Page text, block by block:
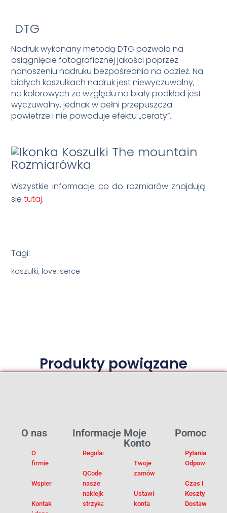
DTG
Nadruk wykonany metodą DTG pozwala na
osiągnięcie fotograficznej jakości poprzez
nanoszeniu nadruku bezpośrednio na odzież. Na
białych koszulkach nadruk jest niewyczuwalny,
na kolorowych ze względu na biały podkład jest
wyczuwalny, jednak w pełni przepuszcza
powietrze i nie powoduje efektu „ceraty”.
Rozmiarówka
Wszystkie informacje co do rozmiarów znajdują
siętutaj.
Tagi:
koszulki, love, serce
Produkty powiązane
Pomoc
Pytania I
Odpowiedzi
Czas I
Koszty
Dostawy
Moje
Konto
Twoje
zamówienia
Ustawienia
konta
Informacje
Regulamin
QCode –
nasze
naklejki na
strzykawki
O nas
O
firmie
Wspieramy
Kontakt